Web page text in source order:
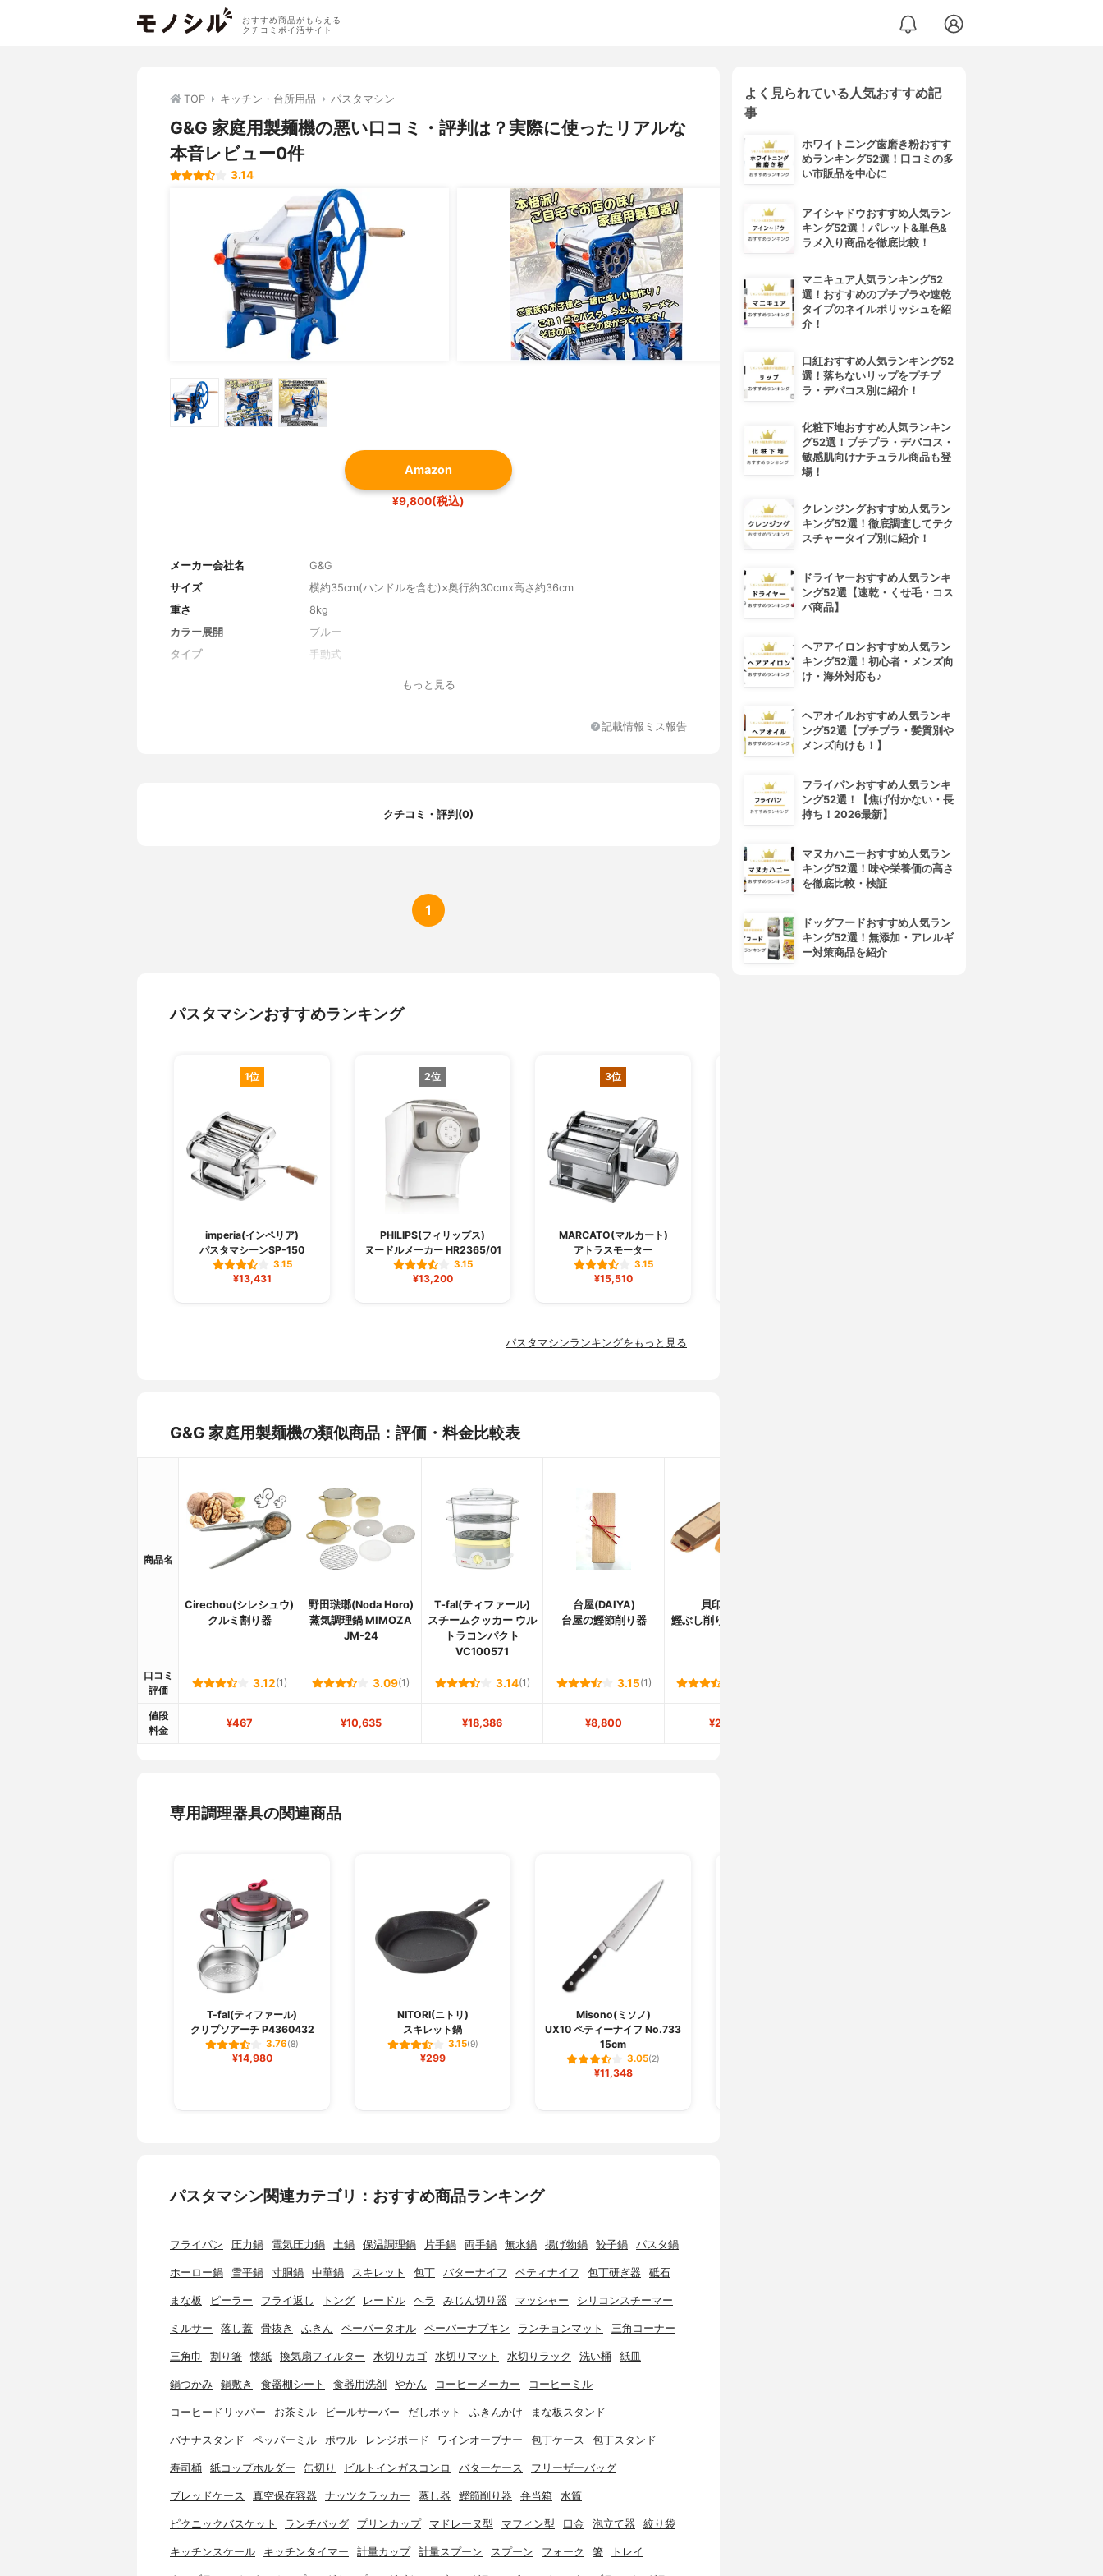
おすすめ商品がもらえる
クチコミポイ活サイト
TOP キッチン・台所用品 パスタマシン
G&G 家庭用製麺機の悪い口コミ・評判は？実際に使ったリアルな
本音レビュー0件
3.14
Amazon
¥9,800(税込)
メーカー会社名
G&G
サイズ
横約35cm(ハンドルを含む)×奥行約30cmx高さ約36cm
重さ
8kg
カラー展開
ブルー
タイプ
手動式
もっと見る
記載情報ミス報告
クチコミ・評判(0)
1
パスタマシンおすすめランキング
1位
imperia(インペリア)
パスタマシーンSP-150
3.15
¥13,431
2位
PHILIPS(フィリップス)
ヌードルメーカー HR2365/01
3.15
¥13,200
3位
MARCATO(マルカート)
アトラスモーター
3.15
¥15,510
パスタマシンランキングをもっと見る
G&G 家庭用製麺機の類似商品：評価・料金比較表
商品名
Cirechou(シレシュウ)
クルミ割り器
野田琺瑯(Noda Horo)
蒸気調理鍋 MIMOZA
JM-24
T-fal(ティファール)
スチームクッカー ウル
トラコンパクト
VC100571
台屋(DAIYA)
台屋の鰹節削り器
貝印(KAI)
鰹ぶし削り器 DH0108
口コミ
評価
3.12(1) 3.09(1) 3.14(1) 3.15(1)
値段
料金
¥467 ¥10,635 ¥18,386 ¥8,800 ¥2,411
専用調理器具の関連商品
T-fal(ティファール)
クリプソアーチ P4360432
3.76(8)
¥14,980
NITORI(ニトリ)
スキレット鍋
3.15(9)
¥299
Misono(ミソノ)
UX10 ペティーナイフ No.733
15cm
3.05(2)
¥11,348
パスタマシン関連カテゴリ：おすすめ商品ランキング
フライパン 圧力鍋 電気圧力鍋 土鍋 保温調理鍋 片手鍋 両手鍋 無水鍋 揚げ物鍋 餃子鍋 パスタ鍋
ホーロー鍋 雪平鍋 寸胴鍋 中華鍋 スキレット 包丁 バターナイフ ペティナイフ 包丁研ぎ器 砥石
まな板 ピーラー フライ返し トング レードル ヘラ みじん切り器 マッシャー シリコンスチーマー
ミルサー 落し蓋 骨抜き ふきん ペーパータオル ペーパーナプキン ランチョンマット 三角コーナー
三角巾 割り箸 懐紙 換気扇フィルター 水切りカゴ 水切りマット 水切りラック 洗い桶 紙皿
鍋つかみ 鍋敷き 食器棚シート 食器用洗剤 やかん コーヒーメーカー コーヒーミル
コーヒードリッパー お茶ミル ビールサーバー だしポット ふきんかけ まな板スタンド
バナナスタンド ペッパーミル ボウル レンジボード ワインオープナー 包丁ケース 包丁スタンド
寿司桶 紙コップホルダー 缶切り ビルトインガスコンロ バターケース フリーザーバッグ
ブレッドケース 真空保存容器 ナッツクラッカー 蒸し器 鰹節削り器 弁当箱 水筒
ピクニックバスケット ランチバッグ プリンカップ マドレーヌ型 マフィン型 口金 泡立て器 絞り袋
キッチンスケール キッチンタイマー 計量カップ 計量スプーン スプーン フォーク 箸 トレイ
よく見られている人気おすすめ記
事
ホワイトニング歯磨き粉おすす
めランキング52選！口コミの多
い市販品を中心に
アイシャドウおすすめ人気ラン
キング52選！パレット&単色&
ラメ入り商品を徹底比較！
マニキュア人気ランキング52
選！おすすめのプチプラや速乾
タイプのネイルポリッシュを紹
介！
口紅おすすめ人気ランキング52
選！落ちないリップをプチプ
ラ・デパコス別に紹介！
化粧下地おすすめ人気ランキン
グ52選！プチプラ・デパコス・
敏感肌向けナチュラル商品も登
場！
クレンジングおすすめ人気ラン
キング52選！徹底調査してテク
スチャータイプ別に紹介！
ドライヤーおすすめ人気ランキ
ング52選【速乾・くせ毛・コス
パ商品】
ヘアアイロンおすすめ人気ラン
キング52選！初心者・メンズ向
け・海外対応も♪
ヘアオイルおすすめ人気ランキ
ング52選【プチプラ・髪質別や
メンズ向けも！】
フライパンおすすめ人気ランキ
ング52選！【焦げ付かない・長
持ち！2026最新】
マヌカハニーおすすめ人気ラン
キング52選！味や栄養価の高さ
を徹底比較・検証
ドッグフードおすすめ人気ラン
キング52選！無添加・アレルギ
ー対策商品を紹介